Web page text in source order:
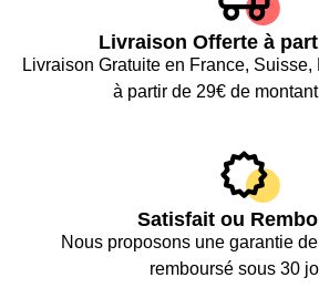
Livraison Offerte à
Livraison Gratuite en France,
à partir de 29€ de montant
Satisfait ou
Nous proposons une garantie
remboursé sous 30